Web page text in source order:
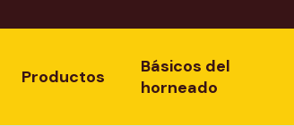
Productos
Básicos del
horneado